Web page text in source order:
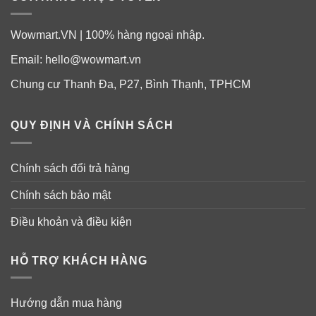
– Từ 3-5 tuổi : 7.5ml/ lần
– Từ 5-8 tuổi: 10ml/ lần.
– Từ 3-6 tháng : 5ml/ lần
– Từ 6-12 tháng: 6ml/ lần
– Từ 3-7 tuổi: 10ml/ lần.
Siro Bufferin bé dùng ngày 3 lần – sau ăn. Khoảng cách
Wowmart.VN | 100% hàng ngoại nhập.
Email: hello@wowmart.vn
Chung cư Thanh Đa, P27, Bình Thạnh, TPHCM
QUY ĐỊNH VÀ CHÍNH SÁCH
Chính sách đổi trả hàng
Chính sách bảo mật
Điều khoản và điều kiện
HỖ TRỢ KHÁCH HÀNG
Hướng dẫn mua hàng